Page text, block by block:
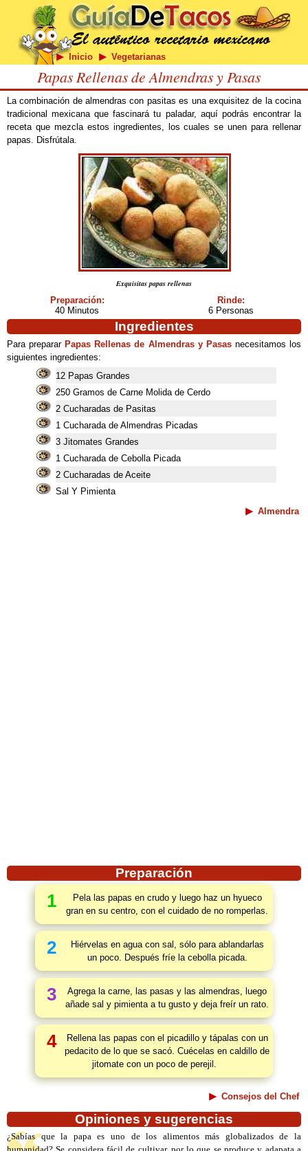
Inicio Vegetarianas
Papas Rellenas de Almendras y Pasas
La combinación de almendras con pasitas es una exquisitez de la cocina
tradicional mexicana que fascinará tu paladar, aquí podrás encontrar la
receta que mezcla estos ingredientes, los cuales se unen para rellenar
papas. Disfrútala.
Exquisitas papas rellenas
Preparación:
40 Minutos
Rinde:
6 Personas
Ingredientes
Para preparar Papas Rellenas de Almendras y Pasasnecesitamos los
siguientes ingredientes:
12 Papas Grandes
250 Gramos de Carne Molida de Cerdo
2 Cucharadas de Pasitas
1 Cucharada de Almendras Picadas
3 Jitomates Grandes
1 Cucharada de Cebolla Picada
2 Cucharadas de Aceite
Sal Y Pimienta
Almendra
Preparación
1
Pela las papas en crudo y luego haz un hyueco
gran en su centro, con el cuidado de no romperlas.
2
Hiérvelas en agua con sal, sólo para ablandarlas
un poco. Después fríe la cebolla picada.
3
Agrega la carne, las pasas y las almendras, luego
añade sal y pimienta a tu gusto y deja freír un rato.
4
Rellena las papas con el picadillo y tápalas con un
pedacito de lo que se sacó. Cuécelas en caldillo de
jitomate con un poco de perejil.
Consejos del Chef
Opiniones y sugerencias
¿Sabías que la papa es uno de los alimentos más globalizados de la